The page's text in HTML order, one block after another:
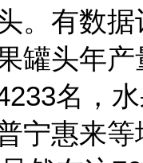
。有数
罐头年
名，
宁惠来